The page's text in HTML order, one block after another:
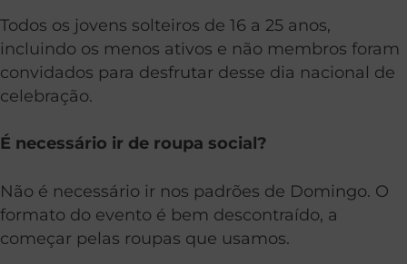
Todos os jovens solteiros de 16 a 25 anos,
incluindo os menos ativos e não membros foram
convidados para desfrutar desse dia nacional de
celebração.
É necessário ir de roupa social?
Não é necessário ir nos padrões de Domingo. O
formato do evento é bem descontraído, a
começar pelas roupas que usamos.